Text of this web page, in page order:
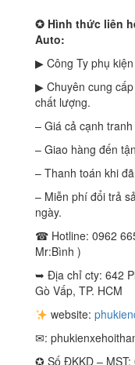
✪ Hình thức liên
Auto:
▶ Công Ty phụ
▶ Chuyên cung
chất lượng.
– Giá cả cạnh
– Giao hàng đến
– Thanh toán khi
– Miễn phí đổi trả
ngày.
☎ Hotline: 0962
Mr:Bình )
➥ Địa chỉ cty: 642
Gò Vấp, TP. HCM
website:
✉:
✪ Số ĐKKD – MST: